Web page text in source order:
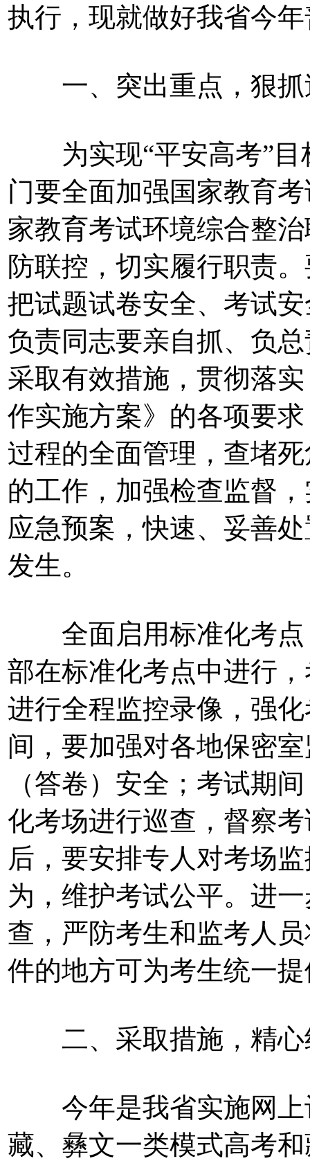
执行，现就做好我省今
一、突出重点，狠抓
为实现“平安高考”目
门要全面加强国家教育
家教育考试环境综合整
防联控，切实履行职责
把试题试卷安全、考试
负责同志要亲自抓、负
采取有效措施，贯彻落
作实施方案》的各项要
过程的全面管理，查堵
的工作，加强检查监督
应急预案，快速、妥善
发生。
全面启用标准化考点
部在标准化考点中进行
进行全程监控录像，强
间，要加强对各地保密
（答卷）安全；考试期
化考场进行巡查，督察
后，要安排专人对考场
为，维护考试公平。进
查，严防考生和监考人
件的地方可为考生统一
二、采取措施，精心
今年是我省实施网上
藏、彝文一类模式高考